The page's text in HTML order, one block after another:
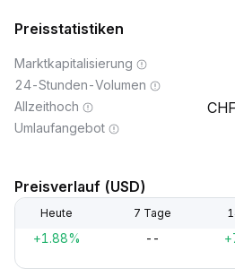
Preisstatistiken
Marktkapitalisierung
24-Stunden-Volumen
Allzeithoch
Umlaufangebot
Preisverlauf (USD)
Heute 7 Tage
+1.88% --